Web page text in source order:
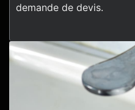
demande de devis.